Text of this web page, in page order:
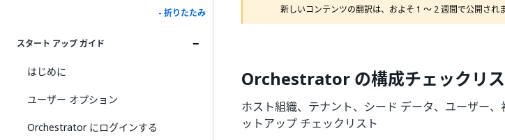
- 折りたたみ
スタート アップ ガイド
はじめに
ユーザー オプション
Orchestrator にログインする
新しいコンテンツの翻訳は、およそ 1 ～ 2 週間で公開されま
Orchestrator の構成チェックリ
ホスト組織、テナント、シード データ、ユーザー
ットアップ チェックリスト